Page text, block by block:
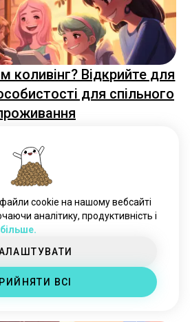
коливінг? Відкрийте для
для спільного
Які особистості
поганого хлопця?
cookie на нашому вебсайті
аналітику, продуктивність і
ВСІ